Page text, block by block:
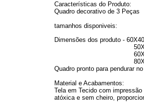
Características do Produto:
Quadro decorativo de 3 Peças
tamanhos disponiveis:
Dimensões dos produto -
50X75 CM - 50X75
60X90 CM - 60X90
80X120 CM - 80X120
Quadro pronto para pendurar
Material e Acabamentos:
Tela em Tecido com
atóxica e sem cheiro,